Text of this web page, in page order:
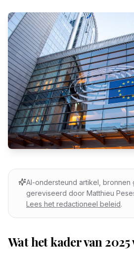
AI-ondersteund artikel,
gereviseerd door Matthieu
Lees het redactioneel beleid.
Wat het kader van